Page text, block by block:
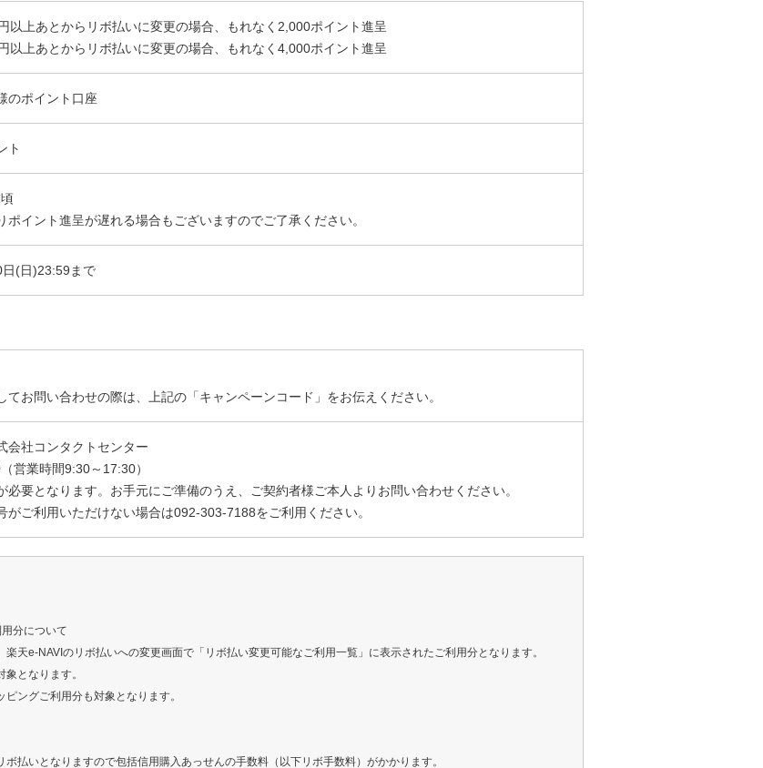
以上あとからリボ払いに変更の場合、もれなく2,000ポイント進呈
以上あとからリボ払いに変更の場合、もれなく4,000ポイント進呈
のポイント口座
ト
イント進呈が遅れる場合もございますのでご了承ください。
(日)23:59まで
お問い合わせの際は、上記の「キャンペーンコード」をお伝えください。
会社コンタクトセンター
（営業時間9:30～17:30）
要となります。お手元にご準備のうえ、ご契約者様ご本人よりお問い合わせください。
がご利用いただけない場合は092-303-7188をご利用ください。
分について
天e-NAVIのリボ払いへの変更画面で「リボ払い変更可能なご利用一覧」に表示されたご利用分となります。
となります。
ングご利用分も対象となります。
払いとなりますので包括信用購入あっせんの手数料（以下リボ手数料）がかかります。